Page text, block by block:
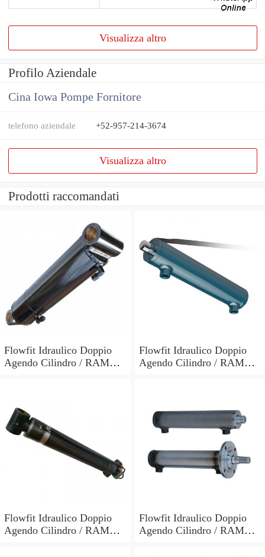
Visualizza altro
Profilo Aziendale
Cina Iowa Pompe Fornitore
telefono aziendale +52-957-214-3674
Visualizza altro
Prodotti raccomandati
Flowfit Idraulico Doppio
Agendo Cilindro / RAM
Flowfit Idraulico Doppio
Agendo Cilindro / RAM
Flowfit Idraulico Doppio
Agendo Cilindro / RAM
Flowfit Idraulico Doppio
Agendo Cilindro / RAM